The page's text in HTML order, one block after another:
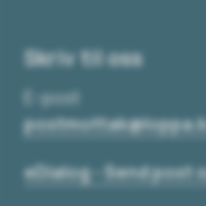
Skriv til oss
E-post
eDialog - Send post